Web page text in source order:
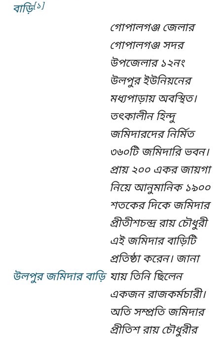
বাড়ি[১]
উলপুর জমিদার বাড়ি
গোপালগঞ্জ জেলার
গোপালগঞ্জ সদর
উপজেলার ১২নং
উলপুর ইউনিয়নের
মধ্যপাড়ায় অবস্থিত।
তৎকালীন হিন্দু
জমিদারদের নির্মিত
৩৬০টি জমিদারি ভবন।
প্রায় ২০০ একর জায়গা
নিয়ে আনুমানিক ১৯০০
শতকের দিকে জমিদার
প্রীতীশচন্দ্র রায় চৌধুরী
এই জমিদার বাড়িটি
প্রতিষ্ঠা করেন। জানা
যায় তিনি ছিলেন
একজন রাজকর্মচারী।
অতি সম্প্রতি জমিদার
প্রীতিশ রায় চৌধুরীর